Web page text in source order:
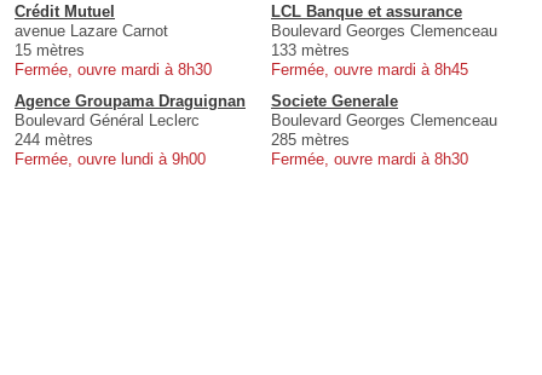
Crédit Mutuel
avenue Lazare Carnot
15 mètres
Fermée, ouvre mardi à 8h30
LCL Banque et assurance
Boulevard Georges Clemenceau
133 mètres
Fermée, ouvre mardi à 8h45
Agence Groupama Draguignan
Boulevard Général Leclerc
244 mètres
Fermée, ouvre lundi à 9h00
Societe Generale
Boulevard Georges Clemenceau
285 mètres
Fermée, ouvre mardi à 8h30